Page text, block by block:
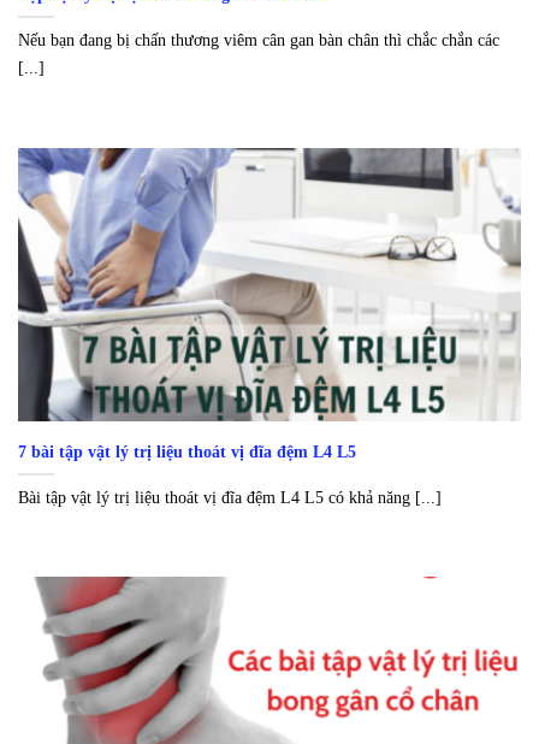
Nếu bạn đang bị chấn thương viêm cân gan bàn chân thì chắc chắn các
[...]
7 bài tập vật lý trị liệu thoát vị đĩa đệm L4 L5
Bài tập vật lý trị liệu thoát vị đĩa đệm L4 L5 có khả năng [...]